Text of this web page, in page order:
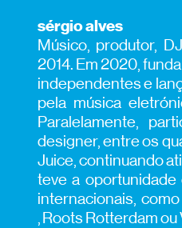
sérgio alves
Músico, produtor,
2014. Em 2020,
independentes e
pela música
Paralelamente,
designer, entre os
Juice, continuando
teve a
internacionais,
, Roots Rotterdam